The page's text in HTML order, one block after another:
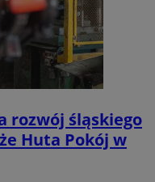
rozwój śląskiego
Huta Pokój w